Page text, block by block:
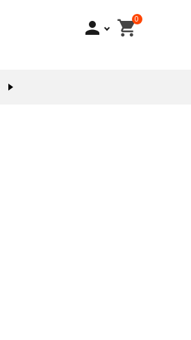
person 0
shopping_cart